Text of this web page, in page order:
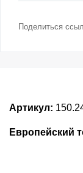
Поделиться
Артикул:
Европейский